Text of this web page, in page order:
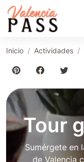
Inicio Actividades
Tour
Sumérgete en
de Valencia